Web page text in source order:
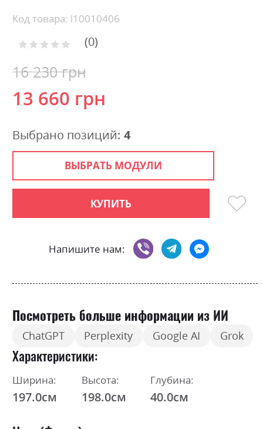
beginning
the
gallery
Код товара: l10010406
Рейтинг: 0
13 660 грн
16 230 грн
ВЫБРАТЬ МОДУЛИ
КУПИТЬ
Напишите нам:
Выбрано позиций: 4
Посмотреть больше информации из ИИ
ChatGPT Perplexity Google AI Grok
Характеристики
Ширина:
197.0см
Высота:
198.0см
Глубина:
40.0см